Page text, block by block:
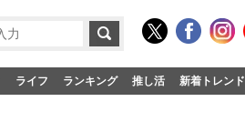
ライフ ランキング 推し活 新着トレンド